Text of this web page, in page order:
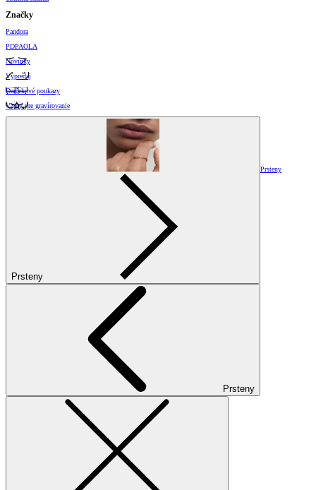
Značky
Pandora
PDPAOLA
Novinky
Výpredaj
Darčekové poukazy
Vzory pre gravírovanie
Prsteny
Prsteny
Prsteny